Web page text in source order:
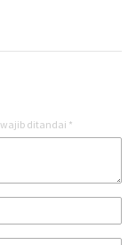
wajib ditandai *